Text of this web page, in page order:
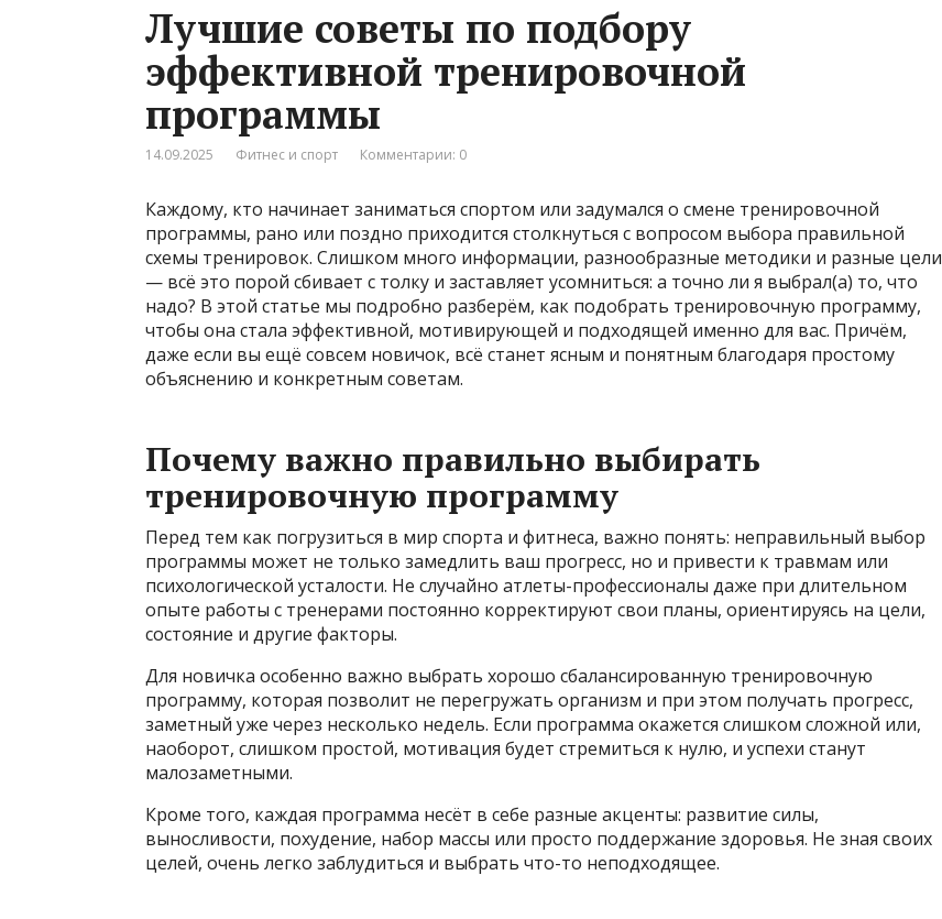
Лучшие советы по подбору
эффективной тренировочной
программы
14.09.2025 Фитнес и спорт Комментарии: 0
Каждому, кто начинает заниматься спортом или задумался о смене тренировочной
программы, рано или поздно приходится столкнуться с вопросом выбора правильной
схемы тренировок. Слишком много информации, разнообразные методики и разные цели
— всё это порой сбивает с толку и заставляет усомниться: а точно ли я выбрал(а) то, что
надо? В этой статье мы подробно разберём, как подобрать тренировочную программу,
чтобы она стала эффективной, мотивирующей и подходящей именно для вас. Причём,
даже если вы ещё совсем новичок, всё станет ясным и понятным благодаря простому
объяснению и конкретным советам.
Почему важно правильно выбирать
тренировочную программу
Перед тем как погрузиться в мир спорта и фитнеса, важно понять: неправильный выбор
программы может не только замедлить ваш прогресс, но и привести к травмам или
психологической усталости. Не случайно атлеты-профессионалы даже при длительном
опыте работы с тренерами постоянно корректируют свои планы, ориентируясь на цели,
состояние и другие факторы.
Для новичка особенно важно выбрать хорошо сбалансированную тренировочную
программу, которая позволит не перегружать организм и при этом получать прогресс,
заметный уже через несколько недель. Если программа окажется слишком сложной или,
наоборот, слишком простой, мотивация будет стремиться к нулю, и успехи станут
малозаметными.
Кроме того, каждая программа несёт в себе разные акценты: развитие силы,
выносливости, похудение, набор массы или просто поддержание здоровья. Не зная своих
целей, очень легко заблудиться и выбрать что-то неподходящее.